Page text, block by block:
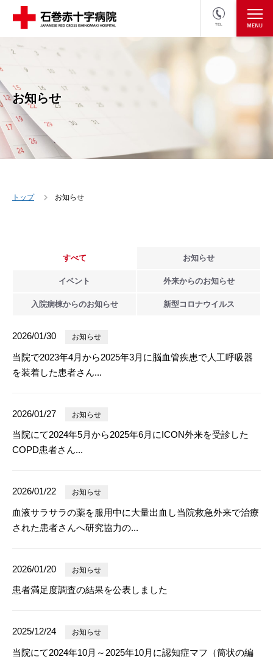
TEL
医療関係者の方
お知らせ
トップ お知らせ
すべて お知らせ
イベント 外来からのお知らせ
入院病棟からのお知らせ 新型 コロナウイルス
2026/01/30 お知らせ
当院で2023年4月から2025年3月に脳血管疾患で人工呼吸器
を装着した患者さん...
2026/01/27 お知らせ
当院にて2024年5月から2025年6月にICON外来を受診した
COPD患者さん...
2026/01/22 お知らせ
血液サラサラの薬を服用中に大量出血し当院救急外来で治療
された患者さんへ研究協力の...
2026/01/20 お知らせ
患者満足度調査の結果を公表しました
2025/12/24 お知らせ
当院にて2024年10月～2025年10月に認知症マフ（筒状の編